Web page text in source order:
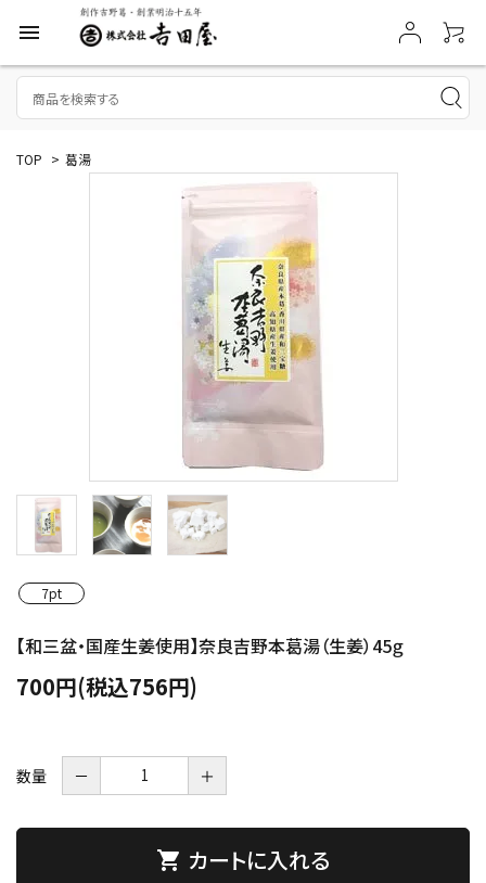
menu
TOP > 葛湯
7pt
【和三盆・国産生姜使用】奈良吉野本葛湯（生姜）45ｇ
700円(税込756円)
数量 － ＋
shopping_cart カートに入れる